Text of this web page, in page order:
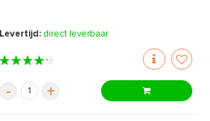
Levertijd: direct leverbaar
- +